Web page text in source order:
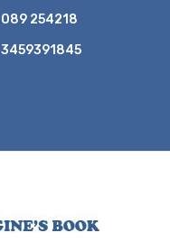
089 254218
3459391845